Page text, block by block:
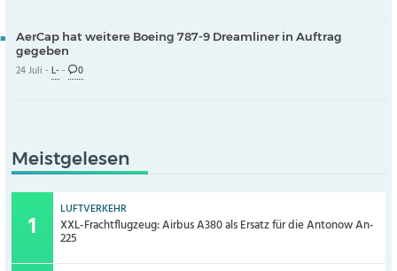
AerCap hat weitere Boeing 787-9 Dreamliner in Auftrag
gegeben
24 Juli -L-- 0
Meistgelesen
LUFTVERKEHR
XXL-Frachtflugzeug: Airbus A380 als Ersatz für die Antonow An-
225